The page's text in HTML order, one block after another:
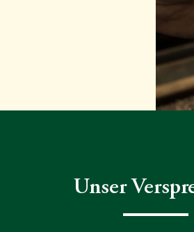
Unser